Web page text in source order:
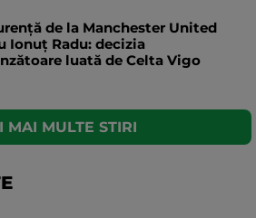
de la Manchester United
Ionuț Radu: decizia
luată de Celta Vigo
MAI MULTE STIRI